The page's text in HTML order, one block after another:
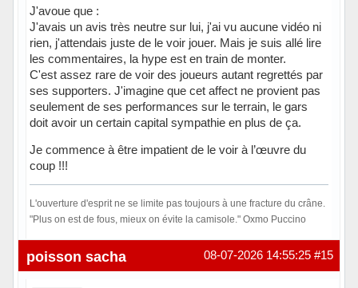
J'avoue que :
J'avais un avis très neutre sur lui, j'ai vu aucune vidéo ni
rien, j'attendais juste de le voir jouer. Mais je suis allé lire
les commentaires, la hype est en train de monter.
C'est assez rare de voir des joueurs autant regrettés par
ses supporters. J'imagine que cet affect ne provient pas
seulement de ses performances sur le terrain, le gars
doit avoir un certain capital sympathie en plus de ça.
Je commence à être impatient de le voir à l’œuvre du
coup !!!
L'ouverture d'esprit ne se limite pas toujours à une fracture du crâne.
"Plus on est de fous, mieux on évite la camisole." Oxmo Puccino
Hors ligne #15
08-07-2026 14:55:25
poisson sacha